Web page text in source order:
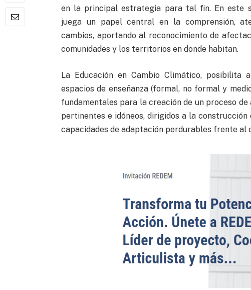
en la principal estrategia para tal fin. En este
juega un papel central en la comprensión,
cambios, aportando al reconocimiento de
comunidades y los territorios en donde habitan.
La Educación en Cambio Climático, posibilita
espacios de enseñanza (formal, no formal y
fundamentales para la creación de un proceso
pertinentes e idóneos, dirigidos a la
capacidades de adaptación perdurables frente al